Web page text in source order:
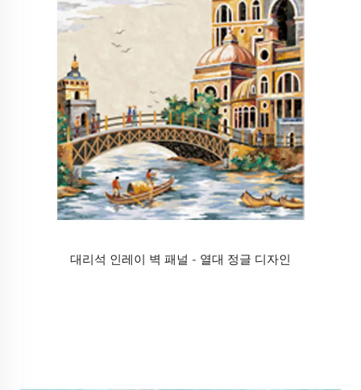
대리석 인레이 벽 패널 - 열대 정글 디자인